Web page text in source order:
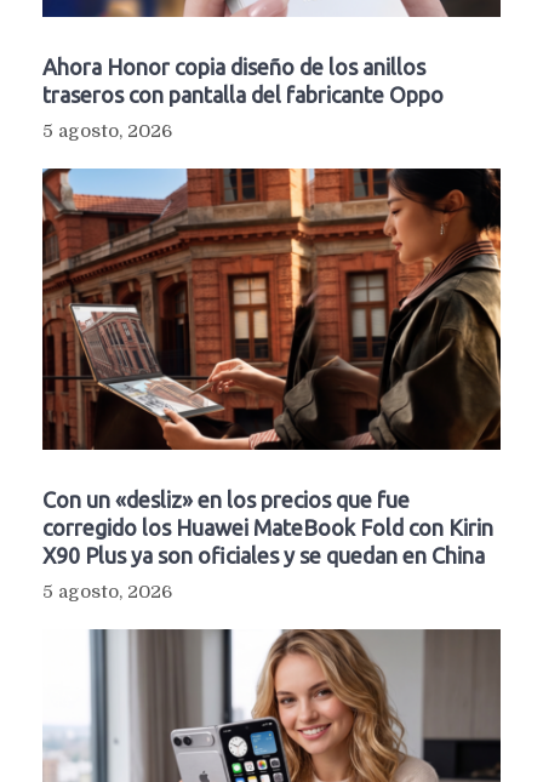
Ahora Honor copia diseño de los anillos
traseros con pantalla del fabricante Oppo
5 agosto, 2026
Con un «desliz» en los precios que fue
corregido los Huawei MateBook Fold con Kirin
X90 Plus ya son oficiales y se quedan en China
5 agosto, 2026